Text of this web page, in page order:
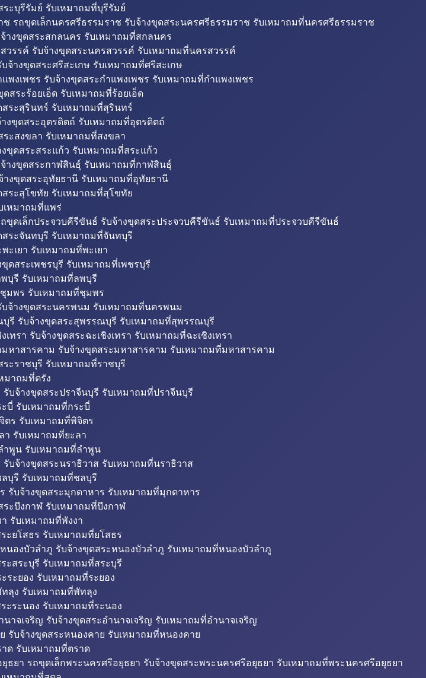
ะบุรีรัมย์ รับเหมาถมที่บุรีรัมย์
รถขุดเล็กนครศรีธรรมราช รับจ้างขุดสระนครศรีธรรมราช รับเหมาถมที่นครศรีธรรมราช
างขุดสระสกลนคร รับเหมาถมที่สกลนคร
รรค์ รับจ้างขุดสระนครสวรรค์ รับเหมาถมที่นครสวรรค์
จ้างขุดสระศรีสะเกษ รับเหมาถมที่ศรีสะเกษ
พงเพชร รับจ้างขุดสระกำแพงเพชร รับเหมาถมที่กำแพงเพชร
สระร้อยเอ็ด รับเหมาถมที่ร้อยเอ็ด
ระสุรินทร์ รับเหมาถมที่สุรินทร์
งขุดสระอุตรดิตถ์ รับเหมาถมที่อุตรดิตถ์
ะสงขลา รับเหมาถมที่สงขลา
ขุดสระสระแก้ว รับเหมาถมที่สระแก้ว
างขุดสระกาฬสินธุ์ รับเหมาถมที่กาฬสินธุ์
งขุดสระอุทัยธานี รับเหมาถมที่อุทัยธานี
ระสุโขทัย รับเหมาถมที่สุโขทัย
เหมาถมที่แพร่
ดเล็กประจวบคีรีขันธ์ รับจ้างขุดสระประจวบคีรีขันธ์ รับเหมาถมที่ประจวบคีรีขันธ์
ระจันทบุรี รับเหมาถมที่จันทบุรี
ะเยา รับเหมาถมที่พะเยา
ดสระเพชรบุรี รับเหมาถมที่เพชรบุรี
บุรี รับเหมาถมที่ลพบุรี
มพร รับเหมาถมที่ชุมพร
จ้างขุดสระนครพนม รับเหมาถมที่นครพนม
รี รับจ้างขุดสระสุพรรณบุรี รับเหมาถมที่สุพรรณบุรี
ทรา รับจ้างขุดสระฉะเชิงเทรา รับเหมาถมที่ฉะเชิงเทรา
หาสารคาม รับจ้างขุดสระมหาสารคาม รับเหมาถมที่มหาสารคาม
ะราชบุรี รับเหมาถมที่ราชบุรี
มาถมที่ตรัง
บจ้างขุดสระปราจีนบุรี รับเหมาถมที่ปราจีนบุรี
บี่ รับเหมาถมที่กระบี่
ตร รับเหมาถมที่พิจิตร
า รับเหมาถมที่ยะลา
ำพูน รับเหมาถมที่ลำพูน
บจ้างขุดสระนราธิวาส รับเหมาถมที่นราธิวาส
บุรี รับเหมาถมที่ชลบุรี
รับจ้างขุดสระมุกดาหาร รับเหมาถมที่มุกดาหาร
ะบึงกาฬ รับเหมาถมที่บึงกาฬ
รับเหมาถมที่พังงา
ะยโสธร รับเหมาถมที่ยโสธร
องบัวลำภู รับจ้างขุดสระหนองบัวลำภู รับเหมาถมที่หนองบัวลำภู
ะสระบุรี รับเหมาถมที่สระบุรี
ระยอง รับเหมาถมที่ระยอง
ลุง รับเหมาถมที่พัทลุง
ะระนอง รับเหมาถมที่ระนอง
าจเจริญ รับจ้างขุดสระอำนาจเจริญ รับเหมาถมที่อำนาจเจริญ
รับจ้างขุดสระหนองคาย รับเหมาถมที่หนองคาย
ด รับเหมาถมที่ตราด
ยา รถขุดเล็กพระนครศรีอยุธยา รับจ้างขุดสระพระนครศรีอยุธยา รับเหมาถมที่พระนครศรีอยุธยา